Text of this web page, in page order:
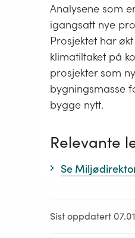
Analysene som
igangsatt nye
Prosjektet har
klimatiltaket på
prosjekter som
bygningsmasse
bygge nytt.
Relevante
Se
Sist oppdatert